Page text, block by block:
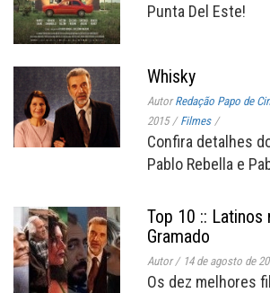
Punta Del Este!
Whisky
AutorRedação Papo de
2015 / Filmes /
Confira detalhes
Pablo Rebella e
Top 10 :: Latinos
Gramado
Autor/ 14 de agosto de
Os dez melhores